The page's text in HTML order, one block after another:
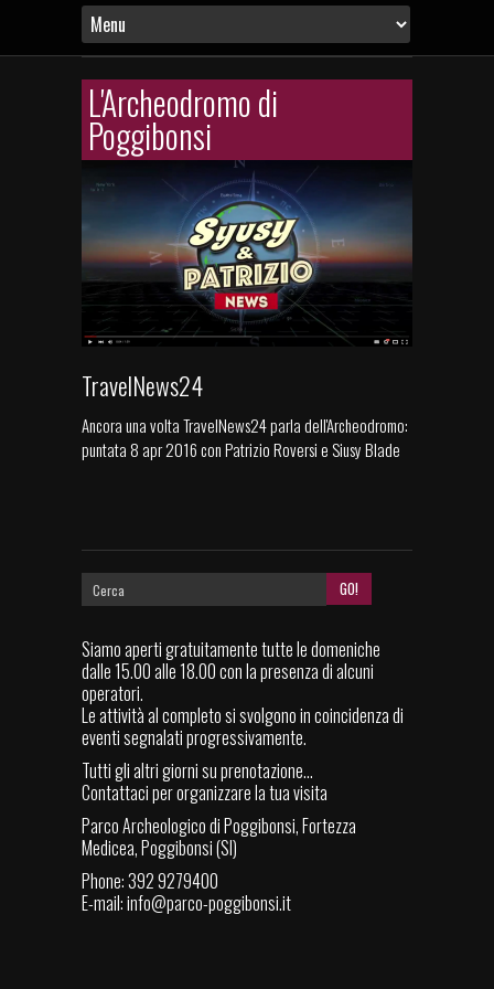
L'Archeodromo di
Poggibonsi
TravelNews24
Ancora una volta TravelNews24 parla dell'Archeodromo:
puntata 8 apr 2016 con Patrizio Roversi e Siusy Blade
Siamo aperti gratuitamente tutte le domeniche
dalle 15.00 alle 18.00 con la presenza di alcuni
operatori.
Le attività al completo si svolgono in coincidenza di
eventi segnalati progressivamente.
Tutti gli altri giorni su prenotazione...
Contattaci per organizzare la tua visita
Parco Archeologico di Poggibonsi, Fortezza
Medicea, Poggibonsi (SI)
Phone: 392 9279400
E-mail:info@parco-poggibonsi.it